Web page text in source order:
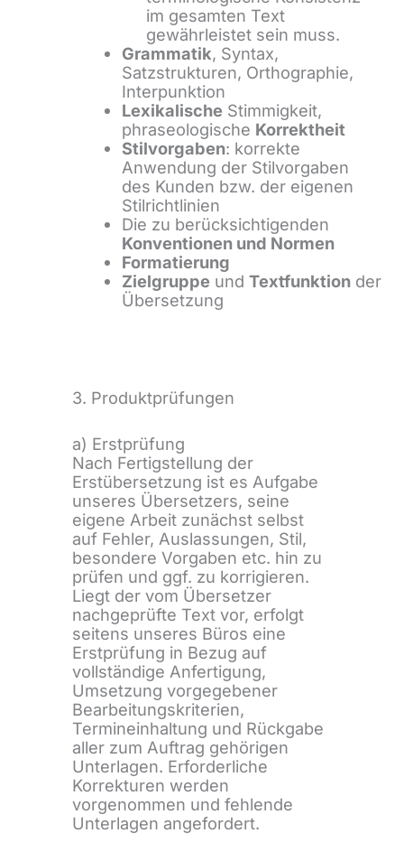
im gesamten Text
gewährleistet sein muss.
Grammatik, Syntax,
Satzstrukturen, Orthographie,
Interpunktion
Lexikalische Stimmigkeit,
phraseologische Korrektheit
Stilvorgaben: korrekte
Anwendung der Stilvorgaben
des Kunden bzw. der eigenen
Stilrichtlinien
Die zu berücksichtigenden
Konventionen und Normen
Formatierung
Zielgruppe und Textfunktionder
Übersetzung
3. Produktprüfungen
a) Erstprüfung
Nach Fertigstellung der
Erstübersetzung ist es Aufgabe
unseres Übersetzers, seine
eigene Arbeit zunächst selbst
auf Fehler, Auslassungen, Stil,
besondere Vorgaben etc. hin zu
prüfen und ggf. zu korrigieren.
Liegt der vom Übersetzer
nachgeprüfte Text vor, erfolgt
seitens unseres Büros eine
Erstprüfung in Bezug auf
vollständige Anfertigung,
Umsetzung vorgegebener
Bearbeitungskriterien,
Termineinhaltung und Rückgabe
aller zum Auftrag gehörigen
Unterlagen. Erforderliche
Korrekturen werden
vorgenommen und fehlende
Unterlagen angefordert.